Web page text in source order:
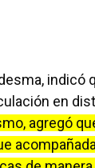
indicó
en
agregó